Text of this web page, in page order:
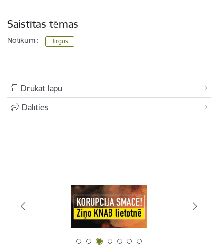
Saistītas tēmas
Notikumi: Tirgus
Drukāt lapu
Dalīties